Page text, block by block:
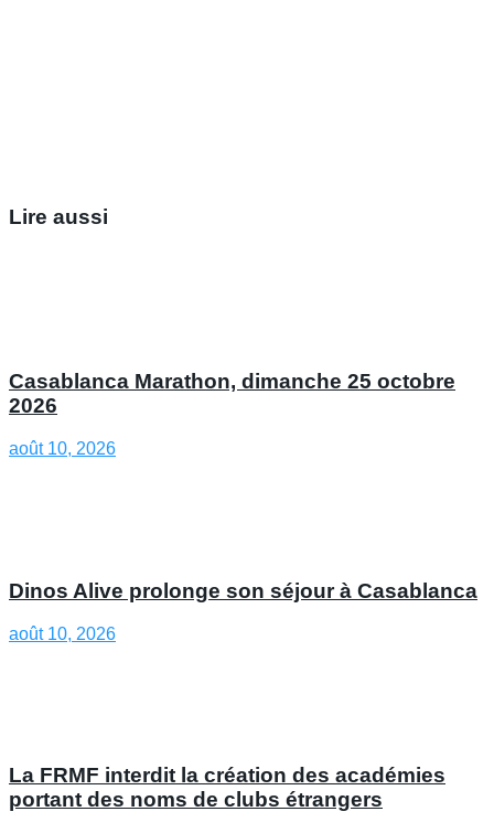
Lire aussi
Casablanca Marathon, dimanche 25 octobre
2026
août 10, 2026
Dinos Alive prolonge son séjour à Casablanca
août 10, 2026
La FRMF interdit la création des académies
portant des noms de clubs étrangers